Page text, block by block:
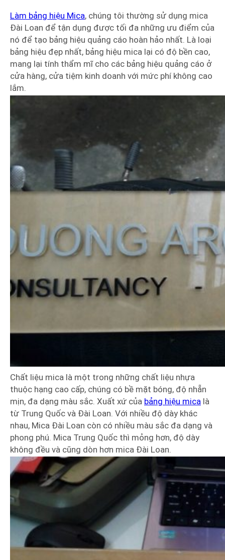
Làm bảng hiệu Mica, chúng tôi thường sử dụng mica
Đài Loan để tận dụng được tối đa những ưu điểm của
nó để tạo bảng hiệu quảng cáo hoàn hảo nhất. Là loại
bảng hiệu đẹp nhất, bảng hiệu mica lại có độ bền cao,
mang lại tính thẩm mĩ cho các bảng hiệu quảng cáo ở
cửa hàng, cửa tiệm kinh doanh với mức phí không cao
lắm.
Chất liệu mica là một trong những chất liệu nhựa
thuộc hạng cao cấp, chúng có bề mặt bóng, độ nhẵn
mịn, đa dạng màu sắc. Xuất xứ của bảng hiệu mica là
từ Trung Quốc và Đài Loan. Với nhiều độ dày khác
nhau, Mica Đài Loan còn có nhiều màu sắc đa dạng và
phong phú. Mica Trung Quốc thì mỏng hơn, độ dày
không đều và cũng dòn hơn mica Đài Loan.